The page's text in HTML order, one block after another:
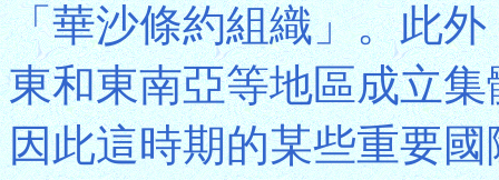
「華沙條約組織」。此
東和東南亞等地區成立
因此這時期的某些重要